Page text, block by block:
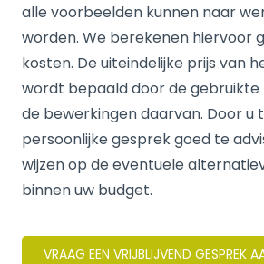
alle voorbeelden kunnen naar
worden. We berekenen hiervoor
kosten. De uiteindelijke prijs van
wordt bepaald door de
de bewerkingen daarvan. Door u
persoonlijke gesprek goed te
wijzen op de eventuele
binnen uw budget.
VRAAG EEN VRIJBLIJVEND GESPREK